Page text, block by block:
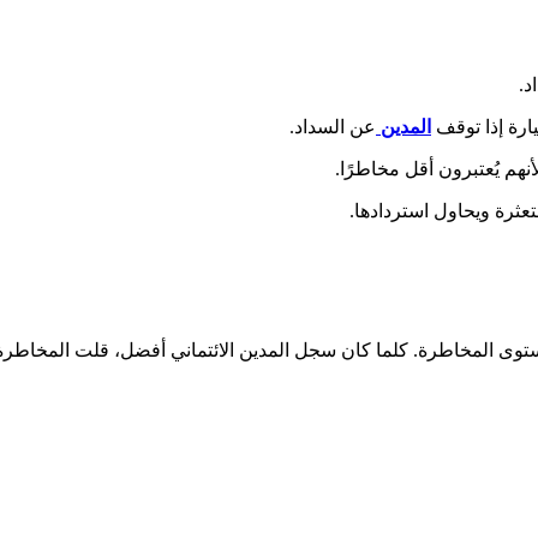
إذا توقف المدين عن السداد.
يُعتبرون أقل مخاطرًا.
ويحاول استردادها.
المخاطرة. كلما كان سجل المدين الائتماني أفضل، قلت